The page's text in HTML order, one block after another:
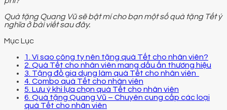
Quà tặng Quang Vũ sẽ bật mí cho bạn một số quà tặng Tết ý
nghĩa ở bài viết sau đây.
Mục Lục
1. Vì sao công ty nên tặng quà Tết cho nhân viên?
2. Quà Tết cho nhân viên mang dấu ấn thương hiệu
3. Tặng đồ gia dụng làm quà Tết cho nhân viên
4. Combo quà Tết cho nhân viên
5. Lưu ý khi lựa chọn quà Tết cho nhân viên
6. Quà tặng Quang Vũ – Chuyên cung cấp các loại
quà Tết cho nhân viên